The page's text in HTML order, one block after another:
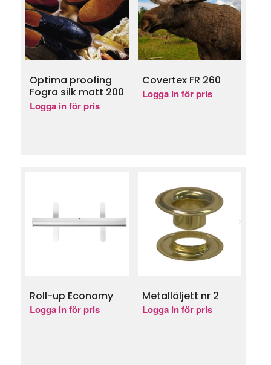
Optima proofing
Fogra silk matt 200
Logga in för pris
Covertex FR 260
Logga in för pris
Roll-up Economy
Logga in för pris
Metallöljett nr 2
Logga in för pris